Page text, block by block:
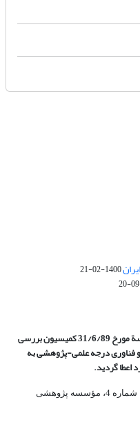
1400-02-21
بررسی
فناوری درجه علمی‌-پژوهشیبه
اعطا گردید.
آدرس : تهــران، خ نوفل لوشاتو، خ آراکلیان، شماره 4،‌ مؤسسه پژوهشی